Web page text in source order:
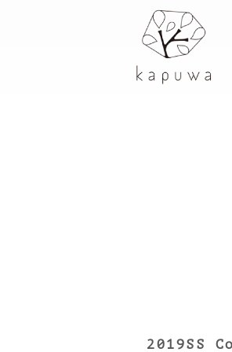
2019SS